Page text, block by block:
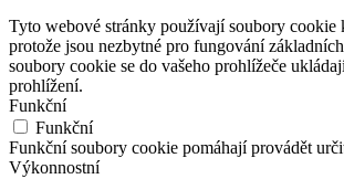
Tyto webové stránky používají soubory cookie
protože jsou nezbytné pro fungování
soubory cookie se do vašeho prohlížeče
prohlížení.
Funkční
Funkční
Funkční soubory cookie pomáhají provádět
Výkonnostní